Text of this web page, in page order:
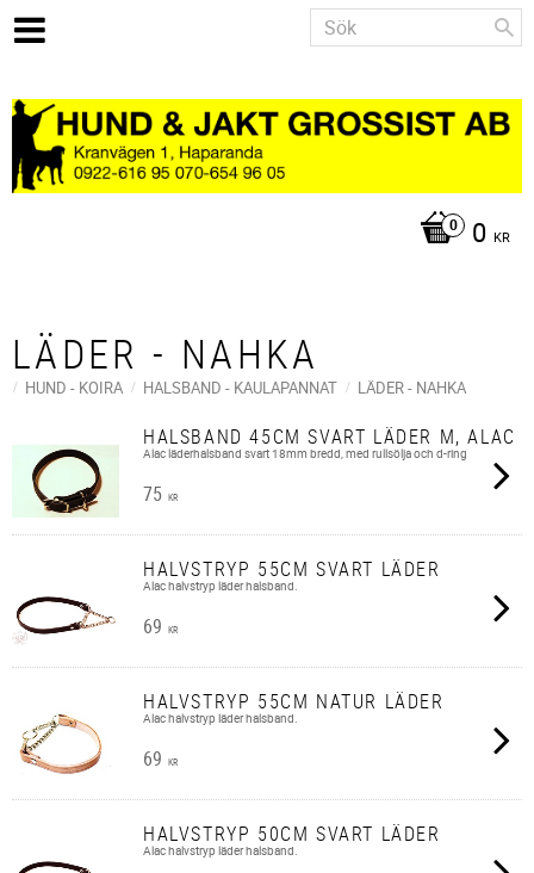
0 KR
LÄDER - NAHKA
HUND - KOIRA HALSBAND - KAULAPANNAT LÄDER - NAHKA
HALSBAND 45CM SVART LÄDER M, ALAC
Alac läderhalsband svart 18mm bredd, med rullsölja och d-ring
75 KR
HALVSTRYP 55CM SVART LÄDER
Alac halvstryp läder halsband.
69 KR
HALVSTRYP 55CM NATUR LÄDER
Alac halvstryp läder halsband.
69 KR
HALVSTRYP 50CM SVART LÄDER
Alac halvstryp läder halsband.